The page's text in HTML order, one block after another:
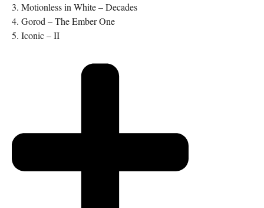
3. Motionless in White – Decades
4. Gorod – The Ember One
5. Iconic – II